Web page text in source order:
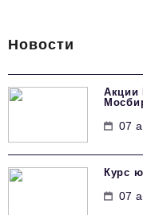
Новости
Акции
07
Курс
07